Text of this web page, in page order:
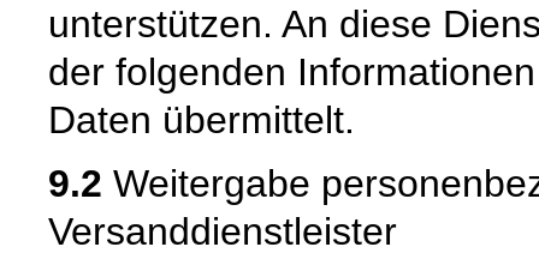
unterstützen. An diese
der folgenden
Daten übermittelt.
9.2 Weitergabe
Versanddienstleister